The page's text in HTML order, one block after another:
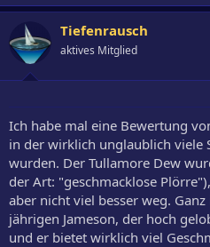
Tiefenrausch
aktives Mitglied
Ich habe mal eine Bewertung
in der wirklich unglaublich viele
wurden. Der Tullamore Dew
der Art: "geschmacklose
aber nicht viel besser weg.
jährigen Jameson, der hoch
und er bietet wirklich viel